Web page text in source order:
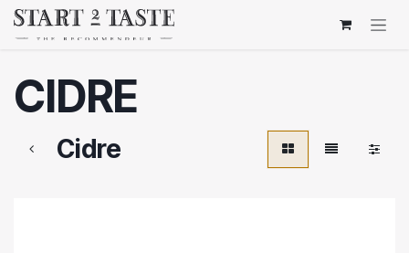
Overslaan naar inhoud
CIDRE
Cidre